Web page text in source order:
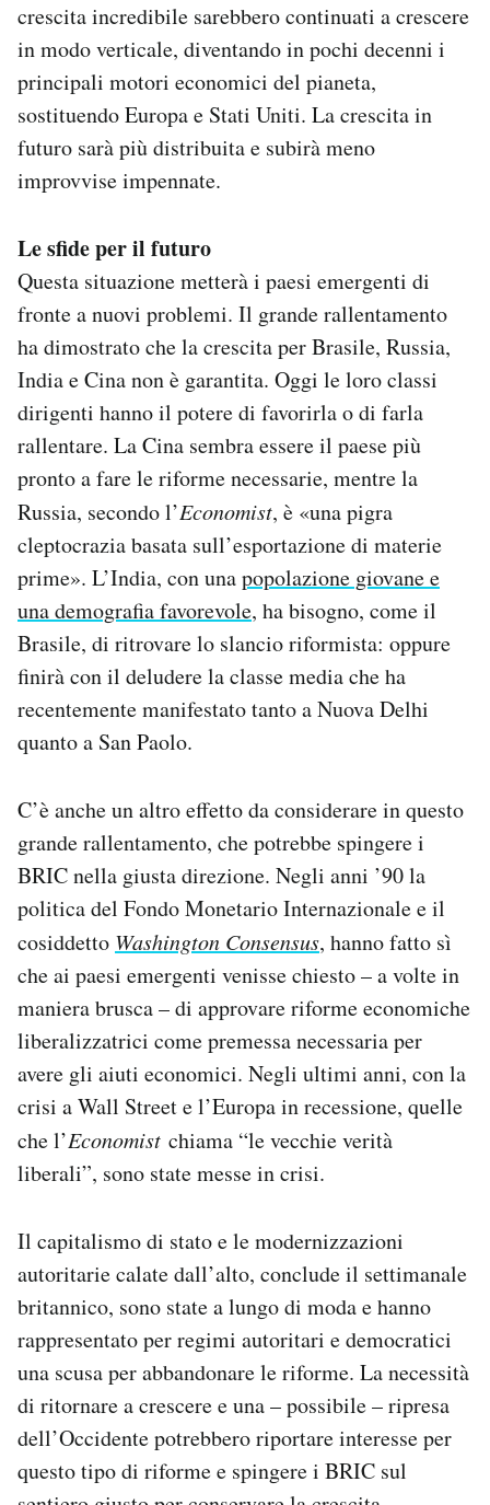
crescita incredibile sarebbero continuati a crescere
in modo verticale, diventando in pochi decenni i
principali motori economici del pianeta,
sostituendo Europa e Stati Uniti. La crescita in
futuro sarà più distribuita e subirà meno
improvvise impennate.
Le sfide per il futuro
Questa situazione metterà i paesi emergenti di
fronte a nuovi problemi. Il grande rallentamento
ha dimostrato che la crescita per Brasile, Russia,
India e Cina non è garantita. Oggi le loro classi
dirigenti hanno il potere di favorirla o di farla
rallentare. La Cina sembra essere il paese più
pronto a fare le riforme necessarie, mentre la
Russia, secondo l’Economist, è «una pigra
cleptocrazia basata sull’esportazione di materie
prime». L’India, con unapopolazione giovane e
una demografia favorevole, ha bisogno, come il
Brasile, di ritrovare lo slancio riformista: oppure
finirà con il deludere la classe media che ha
recentemente manifestato tanto a Nuova Delhi
quanto a San Paolo.
C’è anche un altro effetto da considerare in questo
grande rallentamento, che potrebbe spingere i
BRIC nella giusta direzione. Negli anni ’90 la
politica del Fondo Monetario Internazionale e il
cosiddetto Washington Consensus, hanno fatto sì
che ai paesi emergenti venisse chiesto – a volte in
maniera brusca – di approvare riforme economiche
liberalizzatrici come premessa necessaria per
avere gli aiuti economici. Negli ultimi anni, con la
crisi a Wall Street e l’Europa in recessione, quelle
che l’Economist chiama “le vecchie verità
liberali”, sono state messe in crisi.
Il capitalismo di stato e le modernizzazioni
autoritarie calate dall’alto, conclude il settimanale
britannico, sono state a lungo di moda e hanno
rappresentato per regimi autoritari e democratici
una scusa per abbandonare le riforme. La necessità
di ritornare a crescere e una – possibile – ripresa
dell’Occidente potrebbero riportare interesse per
questo tipo di riforme e spingere i BRIC sul